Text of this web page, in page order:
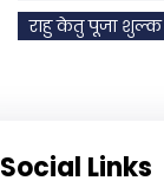
राहु केतु पूजा शुल्क
Social Links